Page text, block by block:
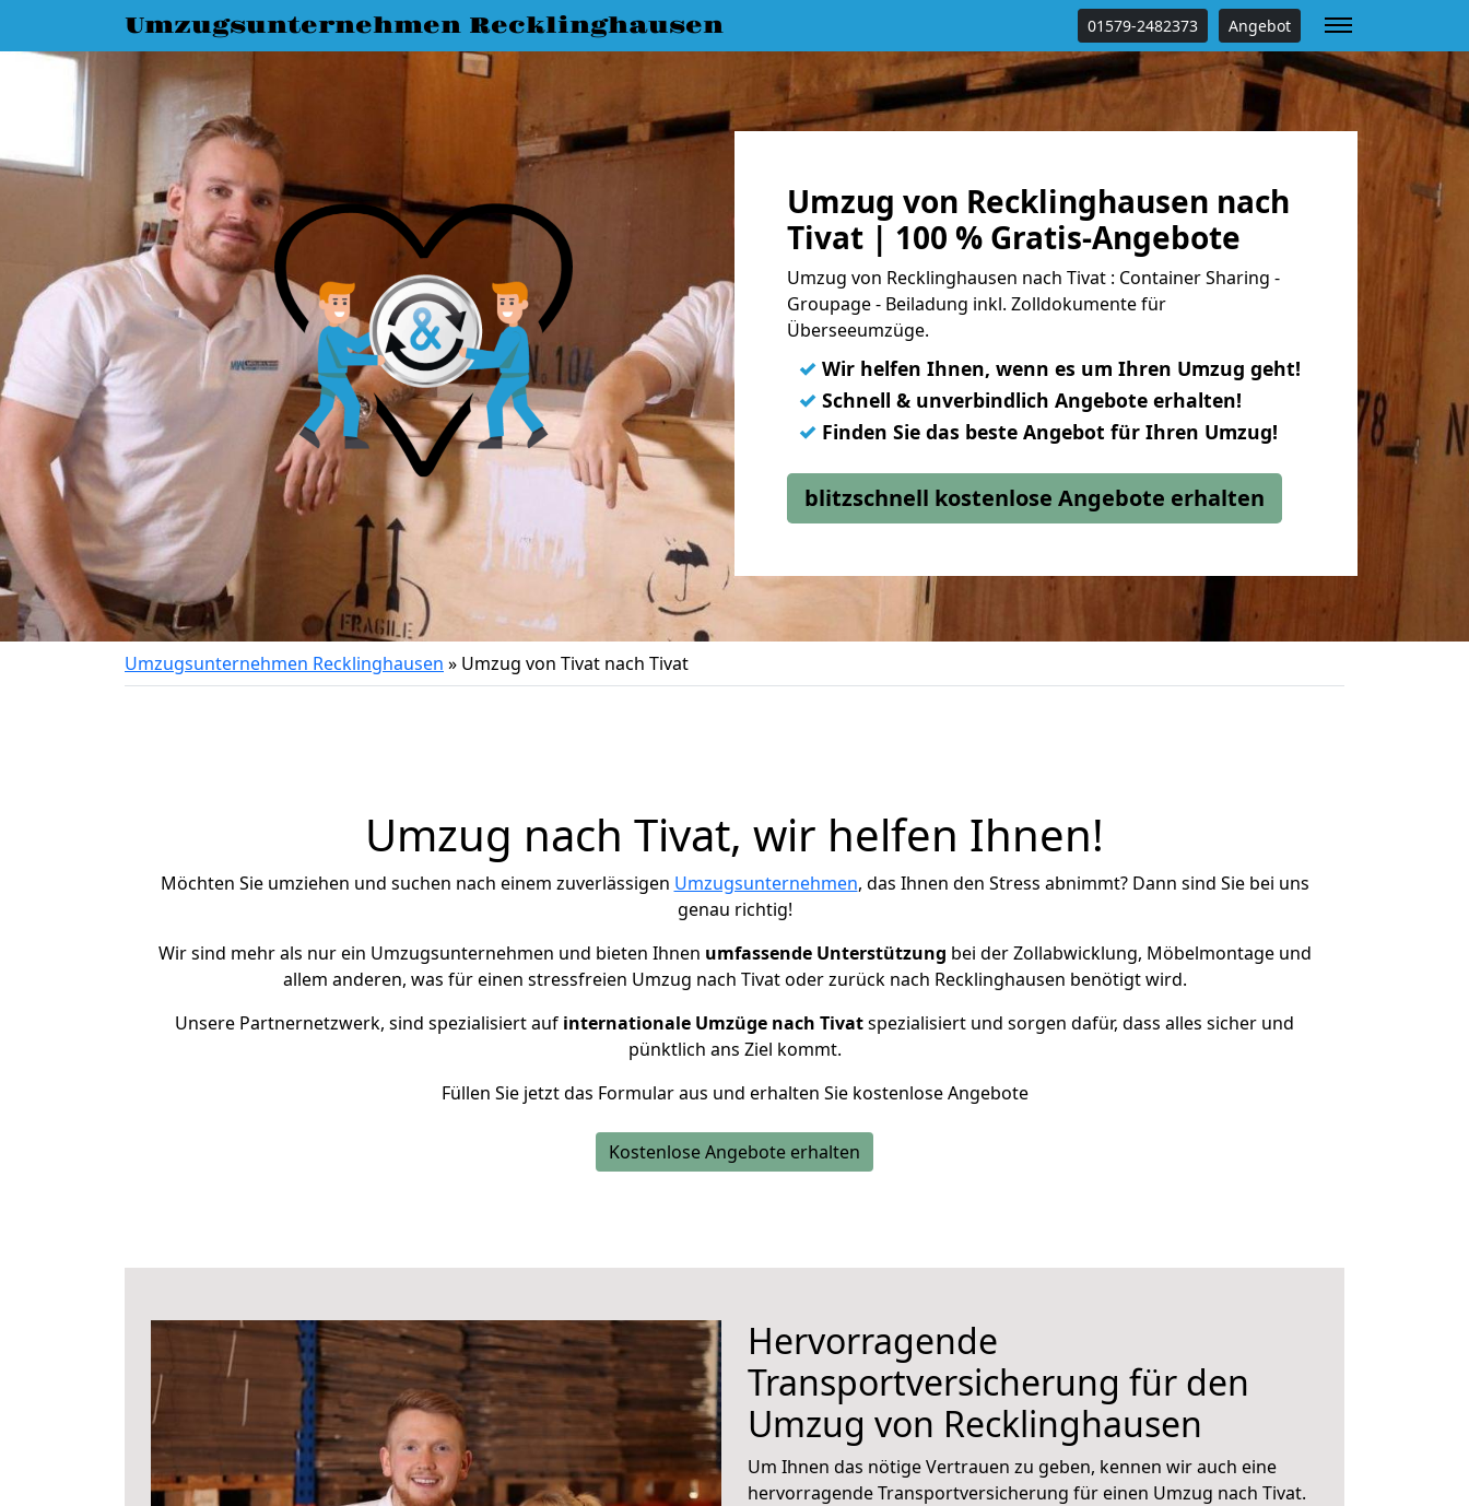
Umzugsunternehmen Recklinghausen 01579-2482373 Angebot
Umzug von Recklinghausen nach
Tivat | 100 % Gratis-Angebote
Umzug von Recklinghausen nach Tivat : Container Sharing -
Groupage - Beiladung inkl. Zolldokumente für
Überseeumzüge.
✓ Wir helfen Ihnen, wenn es um Ihren Umzug geht!
✓ Schnell & unverbindlich Angebote erhalten!
✓ Finden Sie das beste Angebot für Ihren Umzug!
blitzschnell kostenlose Angebote erhalten
Umzugsunternehmen Recklinghausen » Umzug von Tivat nach Tivat
Umzug nach Tivat, wir helfen Ihnen!
Möchten Sie umziehen und suchen nach einem zuverlässigen Umzugsunternehmen, das Ihnen den Stress abnimmt? Dann sind Sie bei uns
genau richtig!
Wir sind mehr als nur ein Umzugsunternehmen und bieten Ihnen umfassende Unterstützung bei der Zollabwicklung, Möbelmontage und
allem anderen, was für einen stressfreien Umzug nach Tivat oder zurück nach Recklinghausen benötigt wird.
Unsere Partnernetzwerk, sind spezialisiert auf internationale Umzüge nach Tivatspezialisiert und sorgen dafür, dass alles sicher und
pünktlich ans Ziel kommt.
Füllen Sie jetzt das Formular aus und erhalten Sie kostenlose Angebote
Kostenlose Angebote erhalten
Hervorragende
Transportversicherung für den
Umzug von Recklinghausen
Um Ihnen das nötige Vertrauen zu geben, kennen wir auch eine
hervorragende Transportversicherung für einen Umzug nach Tivat.